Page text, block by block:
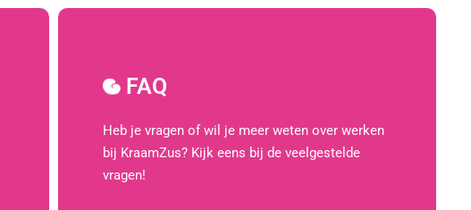
FAQ
Heb je vragen of wil je meer weten over werken
bij KraamZus? Kijk eens bij de veelgestelde
vragen!
Ja Nee